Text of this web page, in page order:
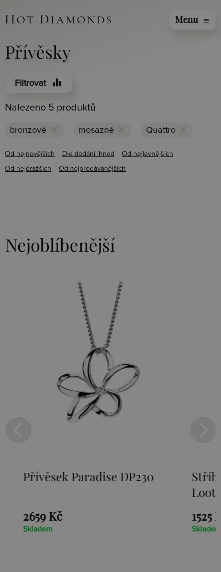
Menu menu
Přívěsky
Filtrovat equalizer
Nalezeno 5 produktů
bronzové clear mosazné clear Quattro clear
Od nejnovějších Dle dodání ihned Od nejlevnějších
Od nejdražších Od nejprodávanějších
Nejoblíbenější
Přívěsek Paradise DP230
2659 Kč
Skladem
Loot
1525 Kč
Skladem